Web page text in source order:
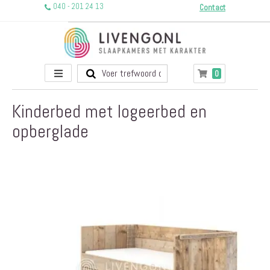
040 - 201 24 13 Contact
Toggle
Nav
Winkelwagen
0producten
Kinderbed met logeerbed en
opberglade